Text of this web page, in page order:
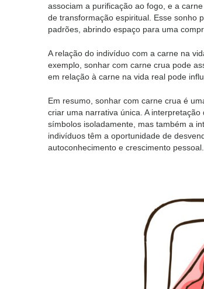
associam a purificação ao fogo, e a
de transformação espiritual. Esse sonho
padrões, abrindo espaço para uma
A relação do indivíduo com a carne na
exemplo, sonhar com carne crua pode
em relação à carne na vida real pode
Em resumo, sonhar com carne crua é
criar uma narrativa única. A
símbolos isoladamente, mas também a
indivíduos têm a oportunidade de
autoconhecimento e crescimento pessoal.